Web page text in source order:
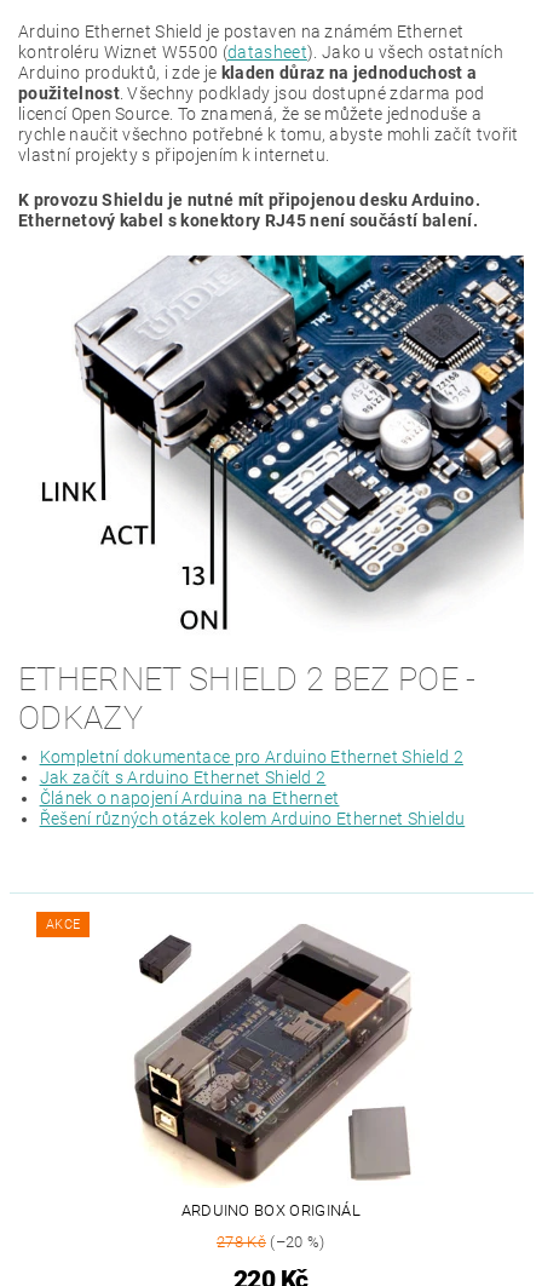
Arduino Ethernet Shield je postaven na známém Ethernet
kontroléru Wiznet W5500 (datasheet). Jako u všech ostatních
Arduino produktů, i zde je kladen důraz na jednoduchost a
použitelnost. Všechny podklady jsou dostupné zdarma pod
licencí Open Source. To znamená, že se můžete jednoduše a
rychle naučit všechno potřebné k tomu, abyste mohli začít tvořit
vlastní projekty s připojením k internetu.
K provozu Shieldu je nutné mít připojenou desku Arduino.
Ethernetový kabel s konektory RJ45 není součástí balení.
ETHERNET SHIELD 2 BEZ POE -
ODKAZY
Kompletní dokumentace pro Arduino Ethernet Shield 2
Jak začít s Arduino Ethernet Shield 2
Článek o napojení Arduina na Ethernet
Řešení různých otázek kolem Arduino Ethernet Shieldu
AKCE
ARDUINO BOX ORIGINÁL
278 Kč(–20 %)
220 Kč